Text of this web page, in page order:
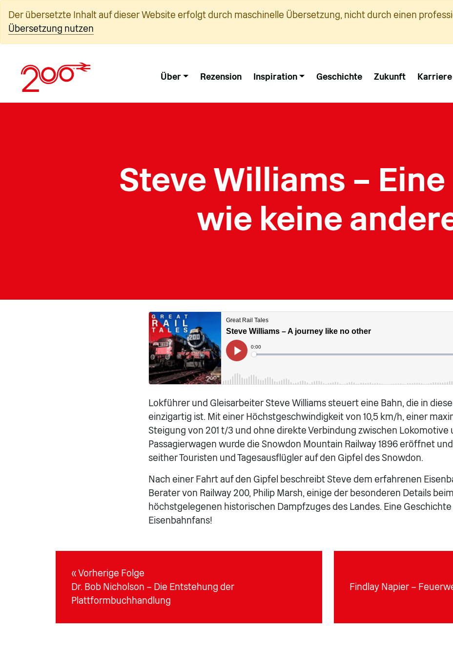
Inhalt
springen
Der übersetzte Inhalt auf dieser Website erfolgt durch maschinelle Übersetzung, nicht durch einen
Übersetzung nutzen
Über Rezension Inspiration Geschichte Zukunft Karriere
Steve Williams – Eine
wie keine
Lokführer und Gleisarbeiter Steve Williams steuert eine Bahn, die in
einzigartig ist. Mit einer Höchstgeschwindigkeit von 10,5 km/h, einer
Steigung von 201 t/3 und ohne direkte Verbindung zwischen Lokomotive
Passagierwagen wurde die Snowdon Mountain Railway 1896 eröffnet
seither Touristen und Tagesausflügler auf den Gipfel des Snowdon.
Nach einer Fahrt auf den Gipfel beschreibt Steve dem erfahrenen
Berater von Railway 200, Philip Marsh, einige der besonderen Details
höchstgelegenen historischen Dampfzuges des Landes. Eine
Eisenbahnfans!
« Vorherige Folge
Dr. Bob Nicholson – Die Entstehung der
Plattformbuchhandlung
Findlay Napier –